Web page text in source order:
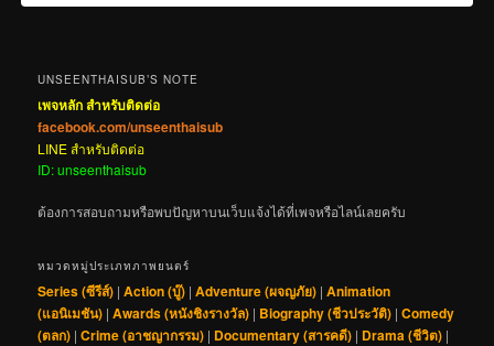
UNSEENTHAISUB’S NOTE
เพจหลัก สำหรับติดต่อ
facebook.com/unseenthaisub
LINE สำหรับติดต่อ
ID: unseenthaisub
ต้องการสอบถามหรือพบปัญหาบนเว็บแจ้งได้ที่เพจหรือไลน์เลยครับ
หมวดหมู่ประเภทภาพยนตร์
Series (ซีรีส์) |Action (บู๊) |Adventure (ผจญภัย) |Animation
(แอนิเมชัน) |Awards (หนังชิงรางวัล) | Biography (ชีวประวัติ) |Comedy
(ตลก) |Crime (อาชญากรรม) | Documentary (สารคดี) | Drama (ชีวิต) |